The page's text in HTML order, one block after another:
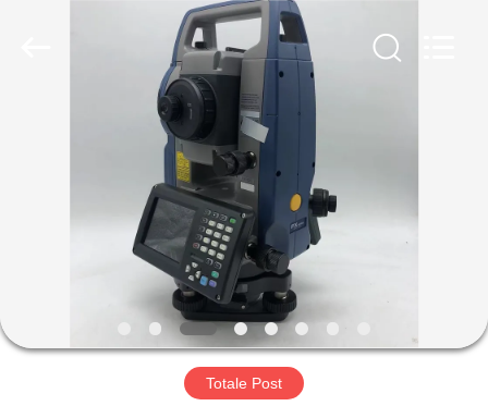
PRODUCTEN
ONGEVEER
FABRIEKSREIS
Totale Post